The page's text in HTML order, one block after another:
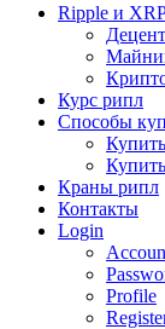
Ripple и
Курс рипл
Способы
Краны рипл
Контакты
Login
Profile